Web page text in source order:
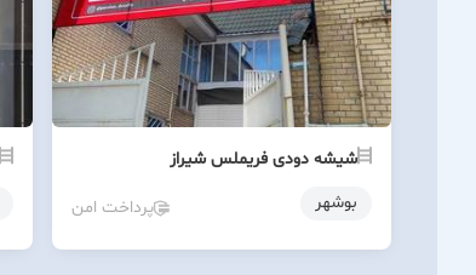
شیشه دودی فریملس شیراز
بوشهر
پرداخت امن